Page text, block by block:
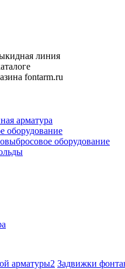
арматура
оборудование
оборудование
арматуры2 Задвижки